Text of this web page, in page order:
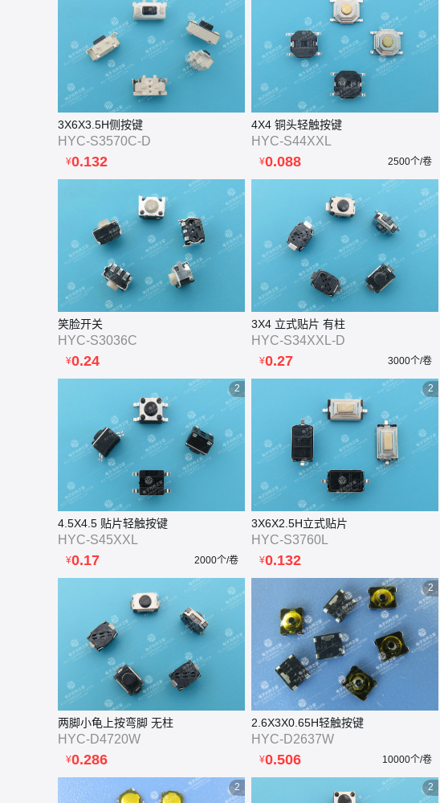
3X6X3.5H侧按键
HYC-S3570C-D
¥0.132
4X4 铜头轻触按键
HYC-S44XXL
¥0.088 2500个/卷
笑脸开关
HYC-S3036C
¥0.24
3X4 立式贴片 有柱
HYC-S34XXL-D
¥0.27 3000个/卷
2
4.5X4.5 贴片轻触按键
HYC-S45XXL
¥0.17 2000个/卷
2
3X6X2.5H立式贴片
HYC-S3760L
¥0.132
两脚小龟上按弯脚 无柱
HYC-D4720W
¥0.286
2
2.6X3X0.65H轻触按键
HYC-D2637W
¥0.506 10000个/卷
2 2